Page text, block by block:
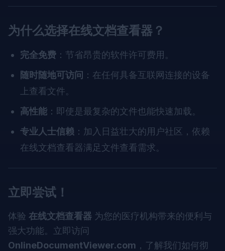
为什么选择在线文档查看器？
完全免费 ：节省昂贵的软件许可费用。
随时随地可访问 ：在任何具备互联网连接的设备
上查看文件。
高性能 ：即使是最复杂的文件也能快速加载。
专业人士信赖 ：加入日益壮大的用户社区，依赖
在线文档查看器满足文件查看需求。
立即尝试！
体验 在线文档查看器 为您的医疗机构带来的便利与
强大功能。立即访问
OnlineDocumentViewer.com ，了解我们如何彻